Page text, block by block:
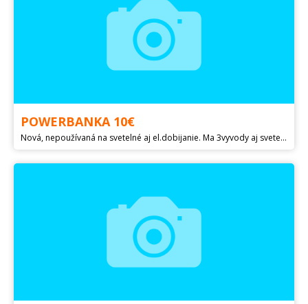
POWERBANKA 10€
Nová, nepoužívaná na svetelné aj el.dobijanie. Ma 3vyvody aj svetelnú baterku. Údaje na zadnej strane, moznost aj na dobierku, posli sms, zavolam.